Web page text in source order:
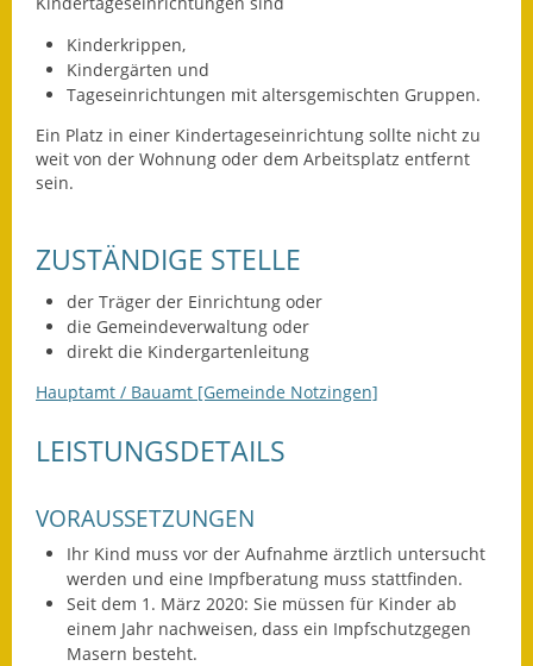
Leichte Sprache
Infos in Leichter Sprache
Nachhaltigkeitsbericht
Notfallplanung
Ortsplan
Straßenbau
Kreisstraße
Umleitungsplan
Kinderkrippen,
Kindergärten und
Tageseinrichtungen mit altersgemischten Gruppen.
Ein Platz in einer Kindertageseinrichtung sollte nicht zu
weit von der Wohnung oder dem Arbeitsplatz entfernt
sein.
ZUSTÄNDIGE STELLE
der Träger der Einrichtung oder
die Gemeindeverwaltung oder
direkt die Kindergartenleitung
Hauptamt / Bauamt [Gemeinde Notzingen]
LEISTUNGSDETAILS
VORAUSSETZUNGEN
Ihr Kind muss vor der Aufnahme ärztlich untersucht
werden und eine Impfberatung muss stattfinden.
Seit dem 1. März 2020: Sie müssen für Kinder ab
einem Jahr nachweisen, dass ein Impfschutzgegen
Masern besteht.